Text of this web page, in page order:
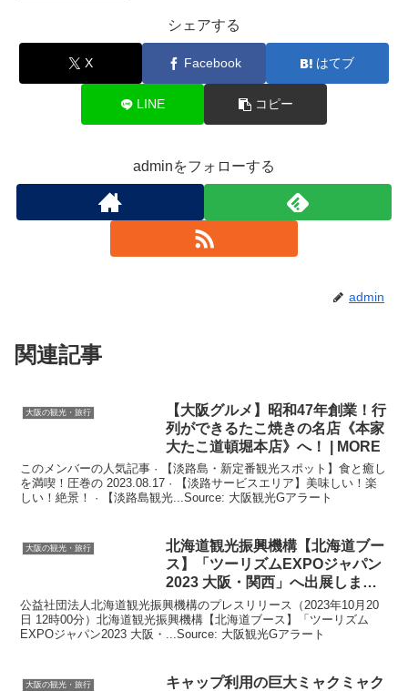
シェアする
X Facebook はてブ
LINE コピー
adminをフォローする
admin
関連記事
大阪の観光・旅行 【大阪グルメ】昭和47年創業！行
列ができるたこ焼きの名店《本家
大たこ道頓堀本店》へ！ | MORE
このメンバーの人気記事 · 【淡路島・新定番観光スポット】食と癒し
を満喫！圧巻の 2023.08.17 · 【淡路サービスエリア】美味しい！楽
しい！絶景！ · 【淡路島観光...Source: 大阪観光Gアラート
大阪の観光・旅行 北海道観光振興機構【北海道ブー
ス】「ツーリズムEXPOジャパン
2023 大阪 ・関西」へ出展しま
す！
公益社団法人北海道観光振興機構のプレスリリース（2023年10月20
日 12時00分）北海道観光振興機構【北海道ブース】「ツーリズム
EXPOジャパン2023 大阪・...Source: 大阪観光Gアラート
大阪の観光・旅行
キャップ利用の巨大ミャクミャク